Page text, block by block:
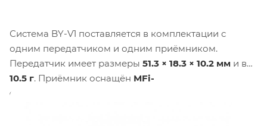
Система BY-V1 поставляется в комплектации с
одним передатчиком и одним приёмником.
Передатчик имеет размеры 51.3 × 18.3 × 10.2 мм и вес
10.5 г. Приёмник оснащён MFi-
сертифицированным разъёмом Lightning